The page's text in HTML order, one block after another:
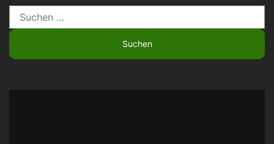
Suchen
nach: